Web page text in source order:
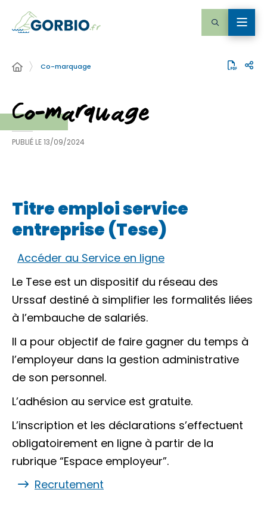
Co-marquage
Co-marquage
PUBLIÉ LE13/09/2024
Titre emploi service
entreprise (Tese)
Accéder au Service en ligne
Le Tese est un dispositif du réseau des
Urssaf destiné à simplifier les formalités liées
à l’embauche de salariés.
Il a pour objectif de faire gagner du temps à
l’employeur dans la gestion administrative
de son personnel.
L’adhésion au service est gratuite.
L’inscription et les déclarations s’effectuent
obligatoirement en ligne à partir de la
rubrique “Espace employeur”.
Recrutement